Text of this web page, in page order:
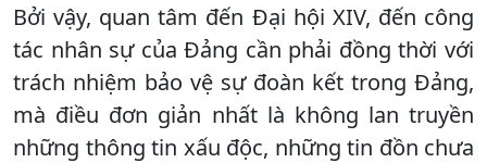
Bởi vậy, quan tâm đến Đại hội XIV, đến công
tác nhân sự của Đảng cần phải đồng thời với
trách nhiệm bảo vệ sự đoàn kết trong Đảng,
mà điều đơn giản nhất là không lan truyền
những thông tin xấu độc, những tin đồn chưa